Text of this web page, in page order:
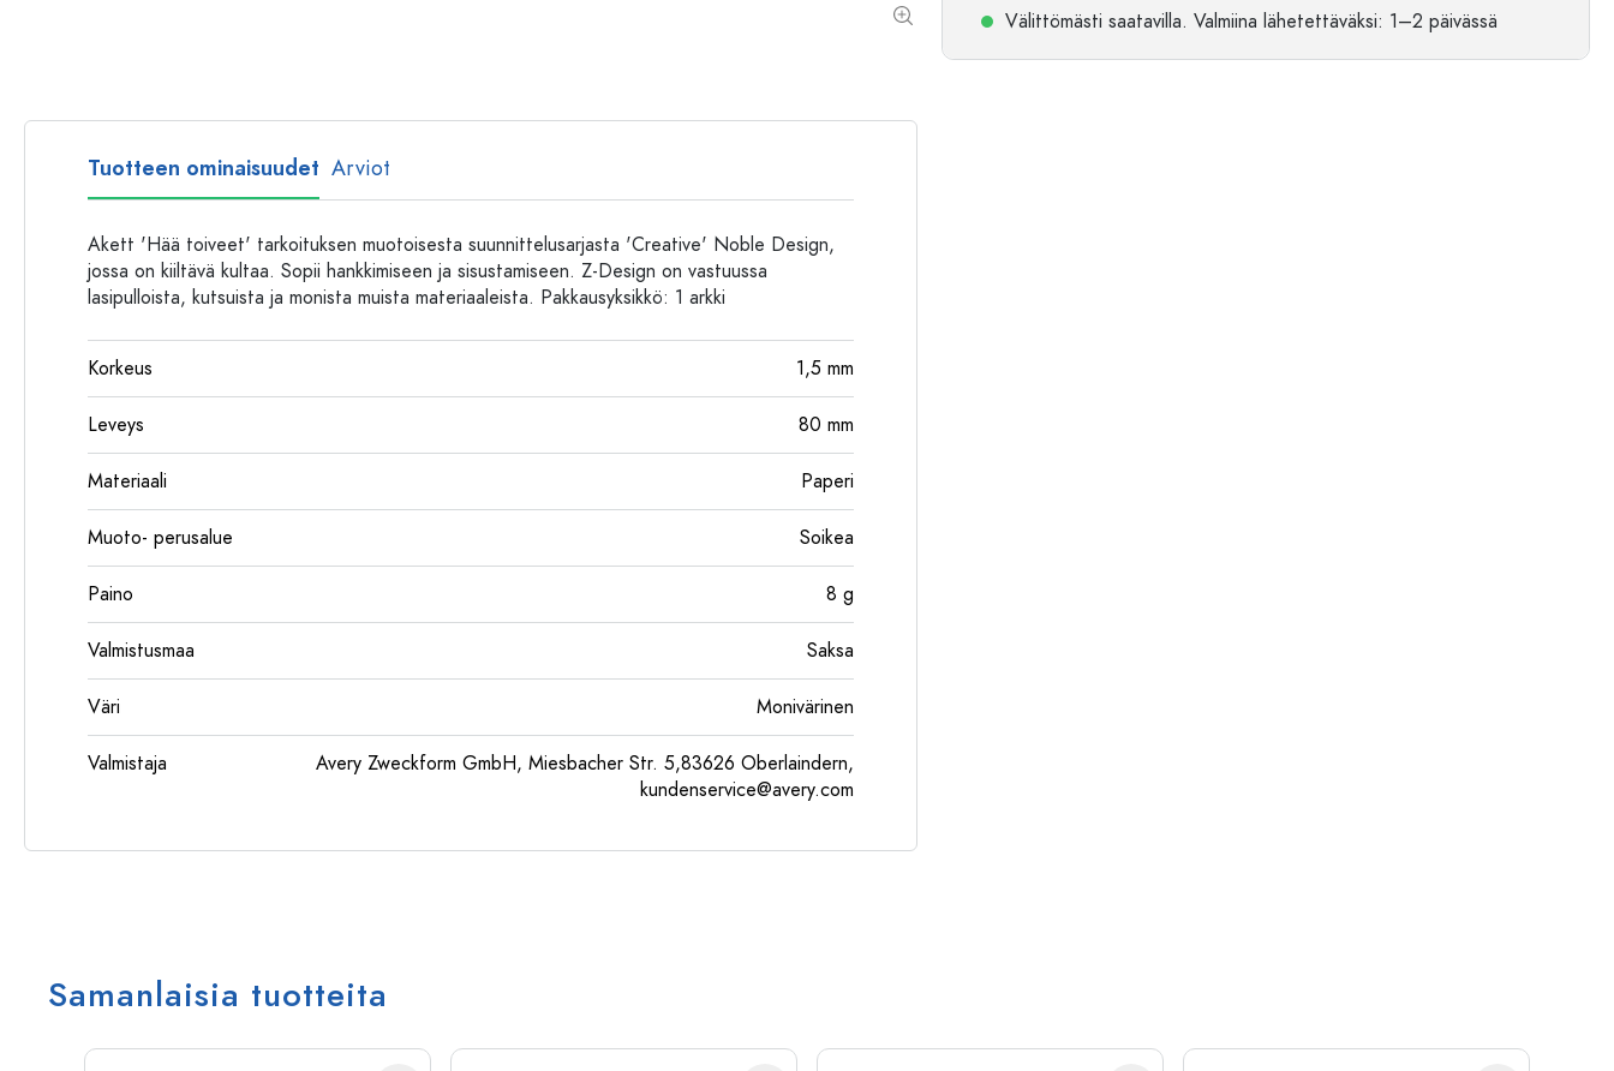
Välittömästi saatavilla. Valmiina lähetettäväksi: 1–2 päivässä
Tuotteen ominaisuudet Arviot
Akett 'Hää toiveet' tarkoituksen muotoisesta suunnittelusarjasta 'Creative' Noble Design,
jossa on kiiltävä kultaa. Sopii hankkimiseen ja sisustamiseen. Z-Design on vastuussa
lasipulloista, kutsuista ja monista muista materiaaleista. Pakkausyksikkö: 1 ​​arkki
Korkeus 1,5 mm
Leveys 80 mm
Materiaali Paperi
Muoto- perusalue Soikea
Paino 8 g
Valmistusmaa Saksa
Väri Monivärinen
Valmistaja
Avery Zweckform GmbH, Miesbacher Str. 5,83626 Oberlaindern,
kundenservice@avery.com
Samanlaisia tuotteita